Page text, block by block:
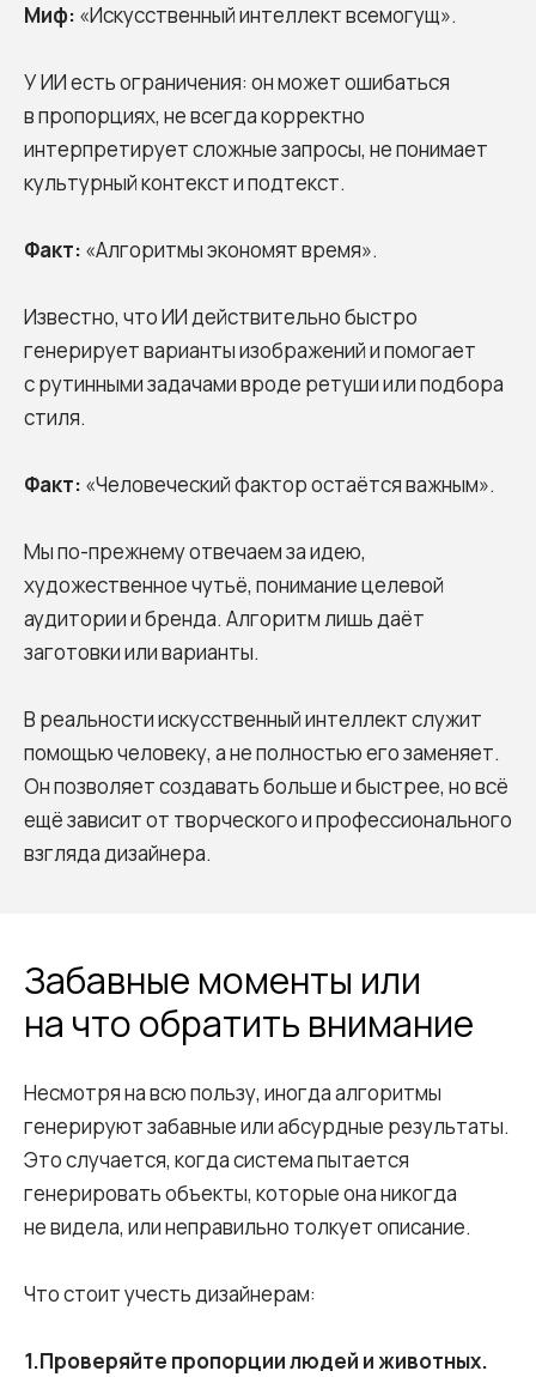
Миф: «Искусственный интеллект всемогущ».
У ИИ есть ограничения: он может ошибаться
в пропорциях, не всегда корректно
интерпретирует сложные запросы, не понимает
культурный контекст и подтекст.
Факт: «Алгоритмы экономят время».
Известно, что ИИ действительно быстро
генерирует варианты изображений и помогает
с рутинными задачами вроде ретуши или подбора
стиля.
Факт: «Человеческий фактор остаётся важным».
Мы по-прежнему отвечаем за идею,
художественное чутьё, понимание целевой
аудитории и бренда. Алгоритм лишь даёт
заготовки или варианты.
В реальности искусственный интеллект служит
помощью человеку, а не полностью его заменяет.
Он позволяет создавать больше и быстрее, но всё
ещё зависит от творческого и профессионального
взгляда дизайнера.
Забавные моменты или
на что обратить внимание
Несмотря на всю пользу, иногда алгоритмы
генерируют забавные или абсурдные результаты.
Это случается, когда система пытается
генерировать объекты, которые она никогда
не видела, или неправильно толкует описание.
Что стоит учесть дизайнерам:
1.Проверяйте пропорции людей и животных.